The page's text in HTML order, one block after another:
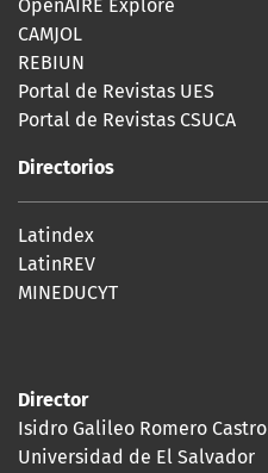
OpenAIRE Explore
CAMJOL
REBIUN
Portal de Revistas UES
Portal de Revistas CSUCA
Directorios
Latindex
LatinREV
MINEDUCYT
Director
Isidro Galileo Romero Castro
Universidad de El Salvador